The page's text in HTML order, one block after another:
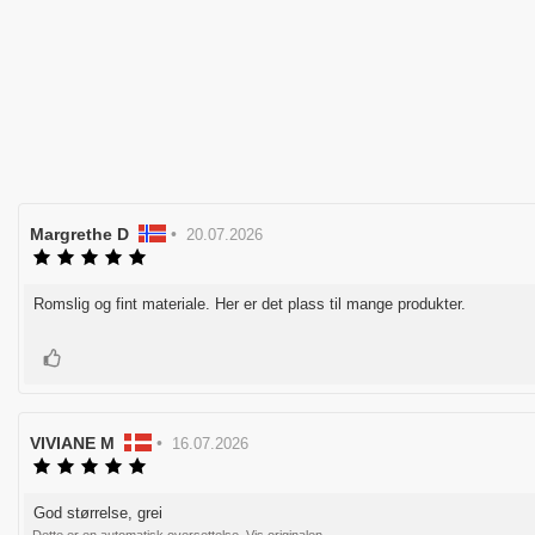
Forfatter:
Margrethe D • Omtaledato:
20.07.2026
5
Omtaletekst:
Romslig og fint materiale. Her er det plass til mange produkter.
Liker
Forfatter:
VIVIANE M • Omtaledato:
16.07.2026
av
5
Omtaletekst:
God størrelse, grei